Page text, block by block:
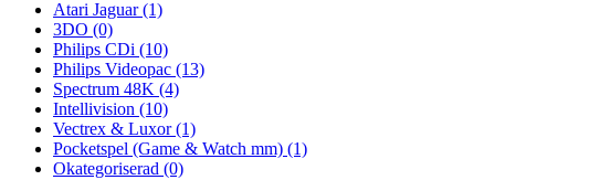
Atari Jaguar(1)
3DO (0)
Philips CDi (10)
Philips Videopac (13)
Spectrum 48K (4)
Intellivision (10)
Vectrex & Luxor(1)
Pocketspel (Game & Watch mm) (1)
Okategoriserad (0)